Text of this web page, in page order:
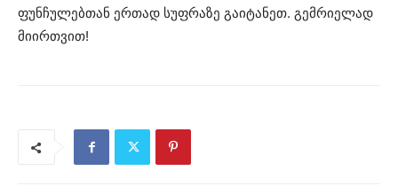
ფუნჩულებთან ერთად სუფრაზე გაიტანეთ. გემრიელად
მიირთვით!